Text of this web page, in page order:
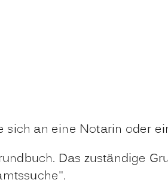
an eine Notarin oder
Das zuständige